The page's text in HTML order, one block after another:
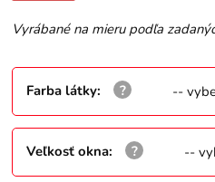
Vyrábané na mieru podľa
Farba látky: --
Veľkosť okna: --